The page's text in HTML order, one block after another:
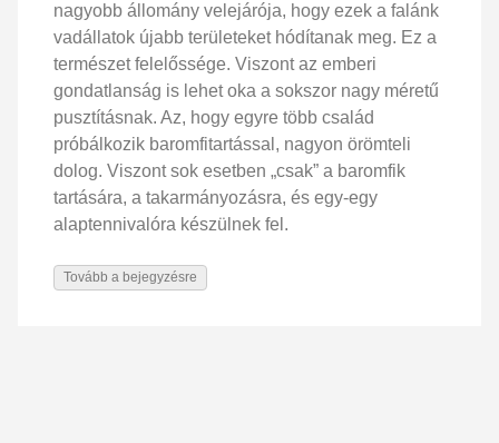
nagyobb állomány velejárója, hogy ezek a falánk
vadállatok újabb területeket hódítanak meg. Ez a
természet felelőssége. Viszont az emberi
gondatlanság is lehet oka a sokszor nagy méretű
pusztításnak. Az, hogy egyre több család
próbálkozik baromfitartással, nagyon örömteli
dolog. Viszont sok esetben „csak” a baromfik
tartására, a takarmányozásra, és egy-egy
alaptennivalóra készülnek fel.
Tovább a bejegyzésre